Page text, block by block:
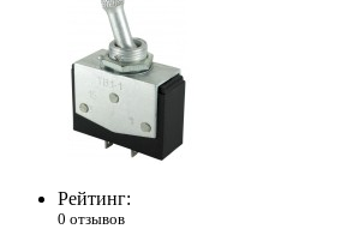
Рейтинг:
0 отзывов